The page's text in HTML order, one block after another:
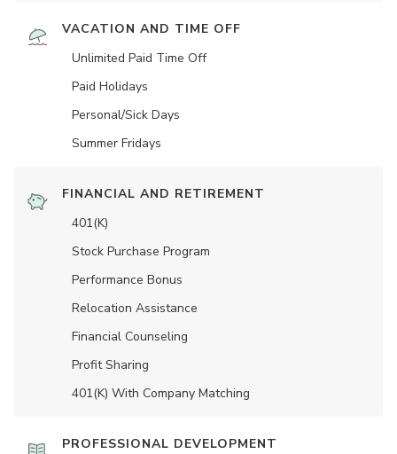
VACATION AND TIME OFF
Unlimited Paid Time Off
Paid Holidays
Personal/Sick Days
Summer Fridays
FINANCIAL AND RETIREMENT
401(K)
Stock Purchase Program
Performance Bonus
Relocation Assistance
Financial Counseling
Profit Sharing
401(K) With Company Matching
PROFESSIONAL DEVELOPMENT